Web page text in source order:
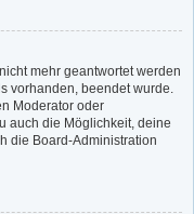
mehr geantwortet werden
vorhanden, beendet wurde.
Moderator oder
auch die Möglichkeit, deine
die Board-Administration